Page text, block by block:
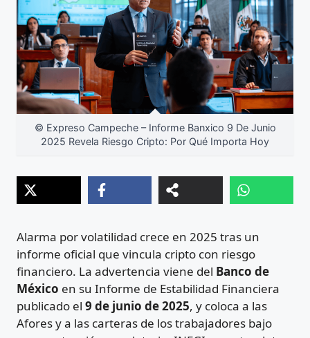
© Expreso Campeche – Informe Banxico 9 De Junio
2025 Revela Riesgo Cripto: Por Qué Importa Hoy
Alarma por volatilidad crece en 2025 tras un
informe oficial que vincula cripto con riesgo
financiero. La advertencia viene del Banco de
México en su Informe de Estabilidad Financiera
publicado el 9 de junio de 2025, y coloca a las
Afores y a las carteras de los trabajadores bajo